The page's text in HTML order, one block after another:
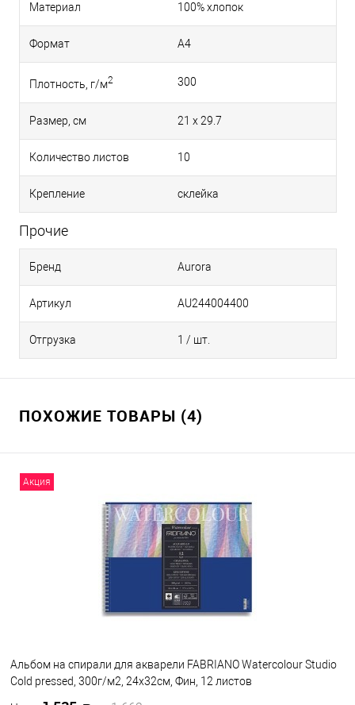
Материал 100% хлопок
Формат A4
Плотность, г/м2 300
Размер, см 21 x 29.7
Количество листов 10
Крепление склейка
Прочие
Бренд Aurora
Артикул AU244004400
Отгрузка 1 / шт.
ПОХОЖИЕ ТОВАРЫ (4)
Акция
Альбом на спирали для акварели FABRIANO Watercolour Studio
Cold pressed, 300г/м2, 24x32см, Фин, 12 листов